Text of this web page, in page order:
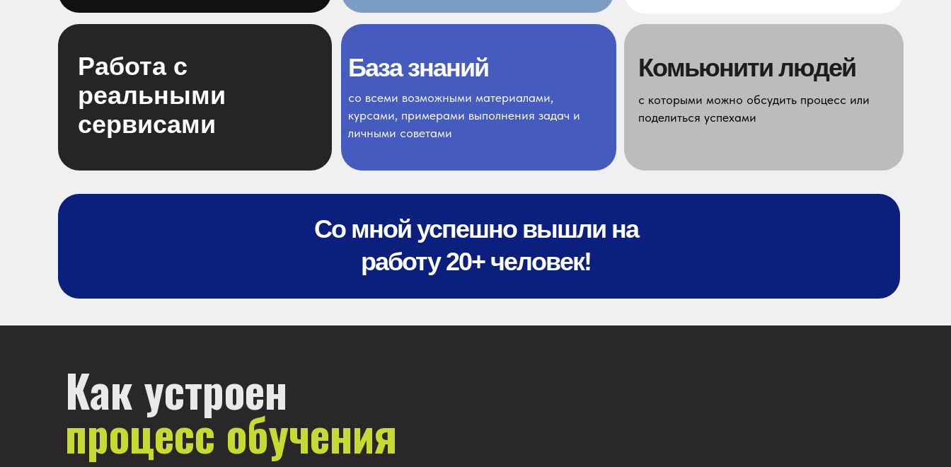
База знаний
Со мной успешно вышли на
работу 20+ человек!
со всеми возможными материалами,
курсами, примерами выполнения задач и
личными советами
помогут уверенно пройти собеседование
и успешно работать на реальном проекте
Работа с
реальными
сервисами
с которыми можно обсудить процесс или
поделиться успехами
Комьюнити людей
Как устроен
процесс обучения